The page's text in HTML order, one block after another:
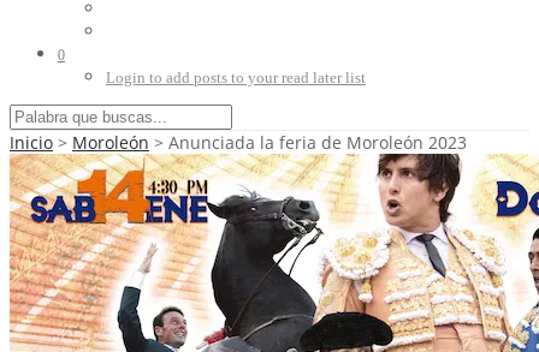
0
Login to add posts to your read later list
Inicio > Moroleón > Anunciada la feria de Moroleón 2023